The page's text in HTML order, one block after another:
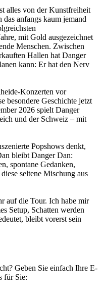
alles von der Kunstfreiheit
anfangs kaum jemand
mit Gold ausgezeichnet
Menschen. Zwischen
Hallen hat Danger
kann: Er hat den Nerv
Konzerten vor
besondere Geschichte jetzt
2026 spielt Danger
und der Schweiz – mit
Popshows denkt,
bleibt Danger Dan:
spontane Gedanken,
seltene Mischung aus
auf die Tour. Ich habe mir
Setup, Schatten werden
bleibt vorerst sein
Geben Sie einfach Ihre E-
für Sie: